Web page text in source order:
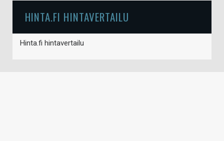
HINTA.FI HINTAVERTAILU
Hinta.fi hintavertailu